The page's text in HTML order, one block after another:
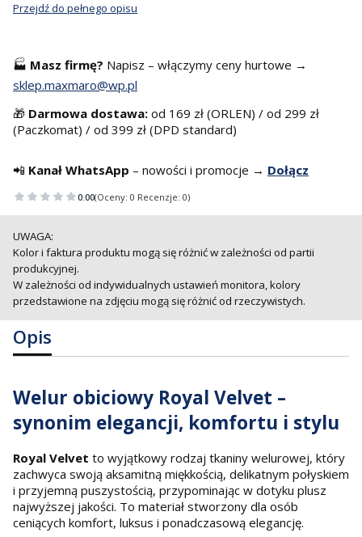
Przejdź do pełnego opisu
🏭 Masz firmę? Napisz – włączymy ceny hurtowe →
sklep.maxmaro@wp.pl
🎁 Darmowa dostawa: od 169 zł (ORLEN) / od 299 zł
(Paczkomat) / od 399 zł (DPD standard)
📲 Kanał WhatsApp – nowości i promocje → Dołącz
0.00(Oceny: 0 Recenzje: 0)
UWAGA:
Kolor i faktura produktu mogą się różnić w zależności od partii
produkcyjnej.
W zależności od indywidualnych ustawień monitora, kolory
przedstawione na zdjęciu mogą się różnić od rzeczywistych.
Opis
Welur obiciowy Royal Velvet –
synonim elegancji, komfortu i stylu
Royal Velvet to wyjątkowy rodzaj tkaniny welurowej, który
zachwyca swoją aksamitną miękkością, delikatnym połyskiem
i przyjemną puszystością, przypominając w dotyku plusz
najwyższej jakości. To materiał stworzony dla osób
ceniących komfort, luksus i ponadczasową elegancję.